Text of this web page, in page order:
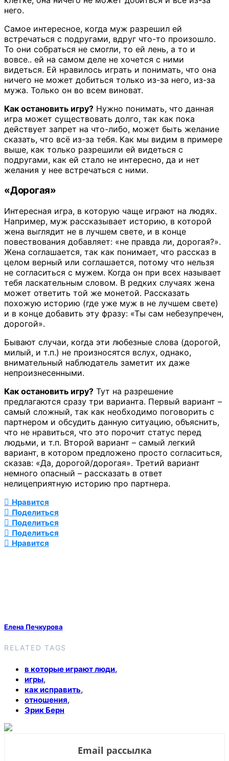
него.
Самое интересное, когда муж разрешил ей
встречаться с подругами, вдруг что-то произошло.
То они собраться не смогли, то ей лень, а то и
вовсе.. ей на самом деле не хочется с ними
видеться. Ей нравилось играть и понимать, что она
ничего не может добиться только из-за него, из-за
мужа. Только он во всем виноват.
Как остановить игру? Нужно понимать, что данная
игра может существовать долго, так как пока
действует запрет на что-либо, может быть желание
сказать, что всё из-за тебя. Как мы видим в примере
выше, как только разрешили ей видеться с
подругами, как ей стало не интересно, да и нет
желания у нее встречаться с ними.
«Дорогая»
Интересная игра, в которую чаще играют на людях.
Например, муж рассказывает историю, в которой
жена выглядит не в лучшем свете, и в конце
повествования добавляет: «не правда ли, дорогая?».
Жена соглашается, так как понимает, что рассказ в
целом верный или соглашается, потому что нельзя
не согласиться с мужем. Когда он при всех называет
тебя ласкательным словом. В редких случаях жена
может ответить той же монетой. Рассказать
похожую историю (где уже муж в не лучшем свете)
и в конце добавить эту фразу: «Ты сам небезупречен,
дорогой».
Бывают случаи, когда эти любезные слова (дорогой,
милый, и т.п.) не произносятся вслух, однако,
внимательный наблюдатель заметит их даже
непроизнесенными.
Как остановить игру? Тут на разрешение
предлагаются сразу три варианта. Первый вариант –
самый сложный, так как необходимо поговорить с
партнером и обсудить данную ситуацию, объяснить,
что не нравиться, что это порочит статус перед
людьми, и т.п. Второй вариант – самый легкий
вариант, в котором предложено просто согласиться,
сказав: «Да, дорогой/дорогая». Третий вариант
немного опасный – рассказать в ответ
нелицеприятную историю про партнера.
Нравится
Поделиться
Поделиться
Поделиться
Нравится
Елена Печкурова
RELATED TAGS
в которые играют люди,
игры,
как исправить,
отношения,
Эрик Берн
Email рассылка